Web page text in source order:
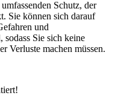
Schutz, der
Sie können sich darauf
und
sodass Sie sich keine
Verluste machen müssen.